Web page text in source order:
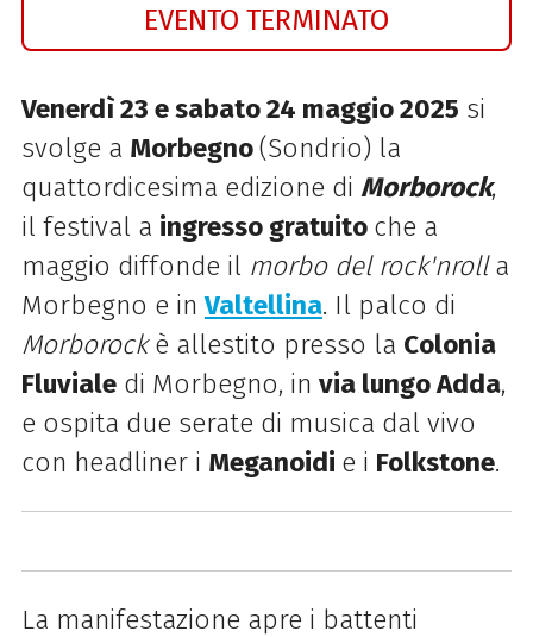
EVENTO TERMINATO
Venerdì 23 e sabato 24 maggio 2025 si
svolge a Morbegno(Sondrio) la
quattordicesima edizione di Morborock,
il festival a ingresso gratuito che a
maggio diffonde il morbo del rock'nrolla
Morbegno e inValtellina. Il palco di
Morborockè allestito presso la Colonia
Fluvialedi Morbegno, in via lungo Adda,
e ospita due serate di musica dal vivo
con headliner i Meganoidi e i Folkstone.
La manifestazione apre i battenti